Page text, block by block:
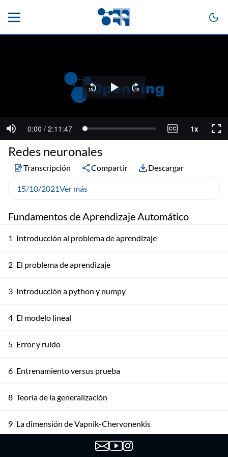
Fundamentos de Aprendizaje Automático
1 Introducción al problema de aprendizaje
2 El problema de aprendizaje
3 Introducción a python y numpy
4 El modelo lineal
5 Error y ruido
6 Entrenamiento versus prueba
8 Teoría de la generalización
9 La dimensión de Vapnik-Chervonenkis
Compromiso sesgo varianza
Redes neuronales
Transcripción Compartir Descargar
15/10/2021Ver más